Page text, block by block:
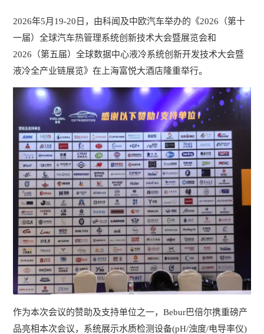
2026年5月19-20日，由科闻及中欧汽车举办的《2026（第十
一届）全球汽车热管理系统创新技术大会暨展览会和
2026（第五届）全球数据中心液冷系统创新开发技术大会暨
液冷全产业链展览》在上海富悦大酒店隆重举行。
作为本次会议的赞助及支持单位之一，Bebur巴倍尔携重磅产
品亮相本次会议，系统展示水质检测设备(pH/浊度/电导率仪)